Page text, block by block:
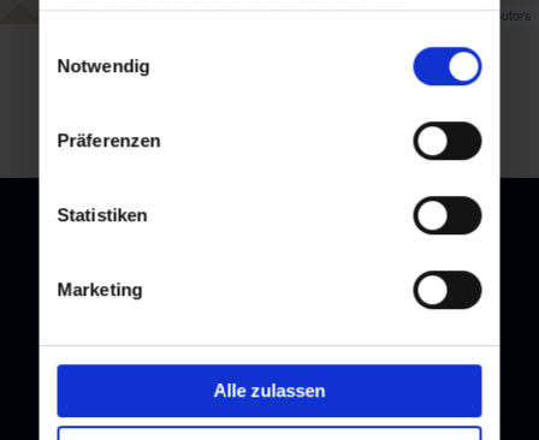
Nutzung der Dienste gesammelt haben.
Notwendig
Präferenzen
Statistiken
Marketing
Alle zulassen
Map data ©OpenStreetMapcontributors
back to overview
Subscribe to our newsletter and stay up to date!